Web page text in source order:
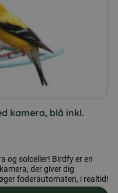
kamera, blå inkl.
og solceller! Birdfy er en
der giver dig
foderautomaten, i realtid!